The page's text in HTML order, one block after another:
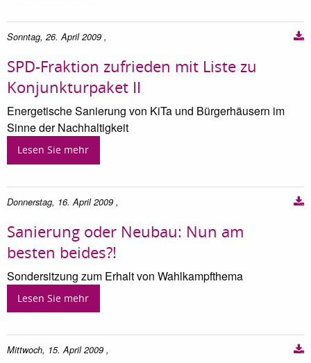
Sonntag, 26. April 2009 ,
SPD-Fraktion zufrieden mit Liste zu
Konjunkturpaket II
Energetische Sanierung von KiTa und Bürgerhäusern im
Sinne der Nachhaltigkeit
Lesen Sie mehr
Donnerstag, 16. April 2009 ,
Sanierung oder Neubau: Nun am
besten beides?!
Sondersitzung zum Erhalt von Wahlkampfthema
Lesen Sie mehr
Mittwoch, 15. April 2009 ,